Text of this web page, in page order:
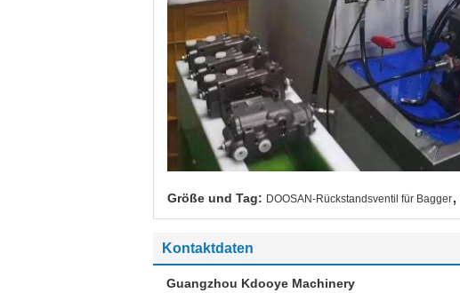
Größe und Tag: DOOSAN-Rückstandsventil für Bagger,
Kontaktdaten
Guangzhou Kdooye Machinery